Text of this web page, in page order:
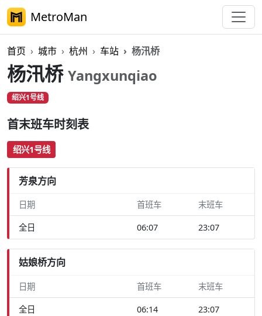
MetroMan
首页 城市 杭州 车站 杨汛桥
杨汛桥 Yangxunqiao
绍兴1号线
首末班车时刻表
绍兴1号线
芳泉方向
日期 首班车 末班车
全日 06:07 23:07
姑娘桥方向
日期 首班车 末班车
全日 06:14 23:07